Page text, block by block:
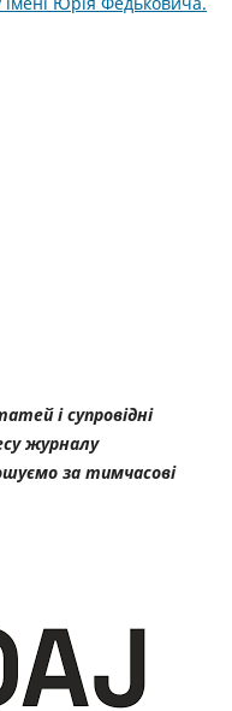
і супровідні
журналу
за тимчасові